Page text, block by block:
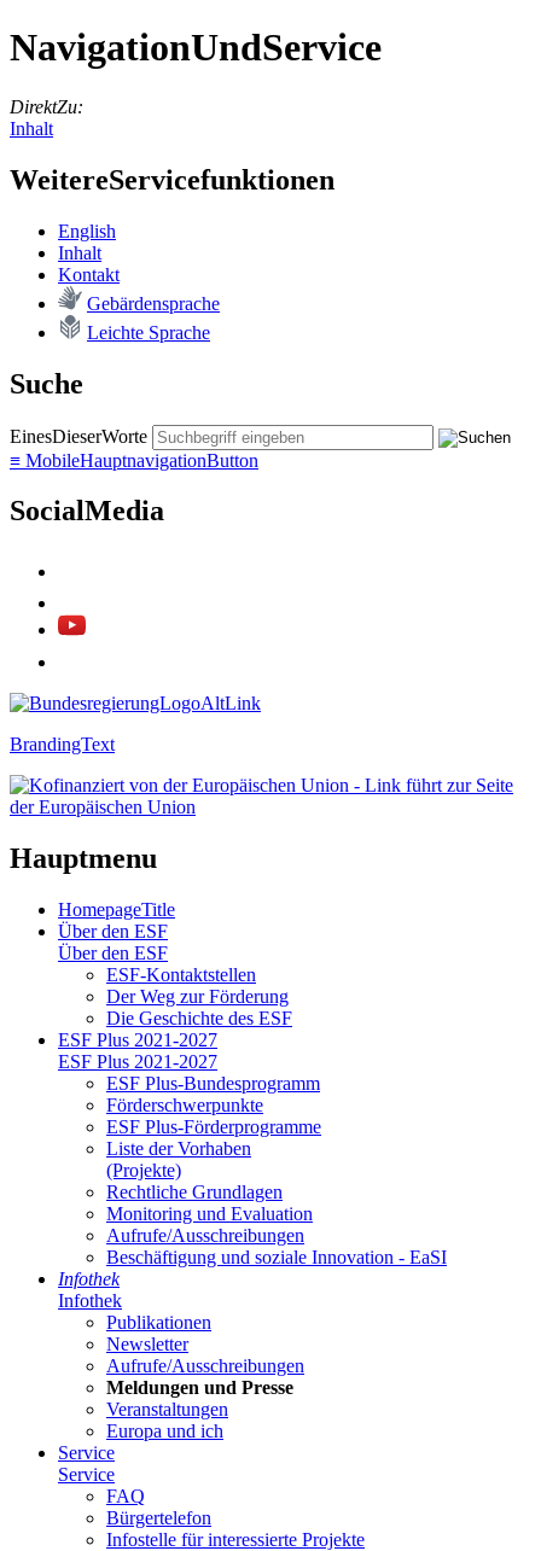
NavigationUndService
DirektZu:
Inhalt
WeitereServicefunktionen
English
In­halt
Kon­takt
Ge­bär­den­spra­che
Leich­te Spra­che
Suche
EinesDieserWorte
≡ MobileHauptnavigationButton
SocialMedia
BrandingText
Hauptmenu
HomepageTitle
Über den ESF
Über den ESF
ESF-Kon­takt­stel­len
Der Weg zur För­de­rung
Die Ge­schich­te des ESF
ESF Plus 2021-2027
ESF Plus 2021-2027
ESF Plus-Bun­des­pro­gramm
För­der­schwer­punk­te
ESF Plus-För­der­pro­gram­me
Lis­te der Vor­ha­ben
(Pro­jek­te)
Recht­li­che Grund­la­gen
Mo­ni­to­ring und Eva­lua­ti­on
Auf­ru­fe/Aus­schrei­bun­gen
Be­schäf­ti­gung und so­zia­le In­no­va­ti­on - Ea­SI
In­fo­thek
In­fo­thek
Pu­bli­ka­tio­nen
Newslet­ter
Auf­ru­fe/Aus­schrei­bun­gen
Mel­dun­gen und Pres­se
Ver­an­stal­tun­gen
Eu­ro­pa und ich
Ser­vice
Ser­vice
FAQ
Bür­ger­te­le­fon
In­fo­stel­le für in­ter­es­sier­te Pro­jek­te